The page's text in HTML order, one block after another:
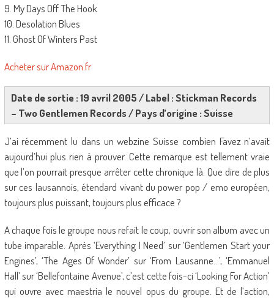
9. My Days Off The Hook
10. Desolation Blues
11. Ghost Of Winters Past
Acheter sur Amazon.fr
Date de sortie : 19 avril 2005 / Label : Stickman Records
– Two Gentlemen Records / Pays d’origine : Suisse
J’ai récemment lu dans un webzine Suisse combien Favez n’avait
aujourd’hui plus rien à prouver. Cette remarque est tellement vraie
que l’on pourrait presque arrêter cette chronique là. Que dire de plus
sur ces lausannois, étendard vivant du power pop / emo européen,
toujours plus puissant, toujours plus efficace ?
A chaque fois le groupe nous refait le coup, ouvrir son album avec un
tube imparable. Après ‘Everything I Need’ sur ‘Gentlemen Start your
Engines’, ‘The Ages Of Wonder’ sur ‘From Lausanne…’, ‘Emmanuel
Hall’ sur ‘Bellefontaine Avenue’, c’est cette fois-ci ‘Looking For Action’
qui ouvre avec maestria le nouvel opus du groupe. Et de l’action,